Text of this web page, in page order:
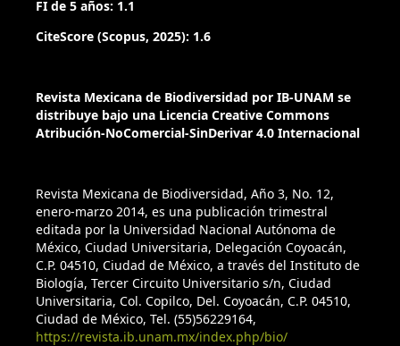
FI de 5 años: 1.1
CiteScore (Scopus, 2025): 1.6
Revista Mexicana de Biodiversidad por IB-UNAM se
distribuye bajo una Licencia Creative Commons
Atribución-NoComercial-SinDerivar 4.0 Internacional
Revista Mexicana de Biodiversidad, Año 3, No. 12,
enero-marzo 2014, es una publicación trimestral
editada por la Universidad Nacional Autónoma de
México, Ciudad Universitaria, Delegación Coyoacán,
C.P. 04510, Ciudad de México, a través del Instituto de
Biología, Tercer Circuito Universitario s/n, Ciudad
Universitaria, Col. Copilco, Del. Coyoacán, C.P. 04510,
Ciudad de México, Tel. (55)56229164,
https://revista.ib.unam.mx/index.php/bio/